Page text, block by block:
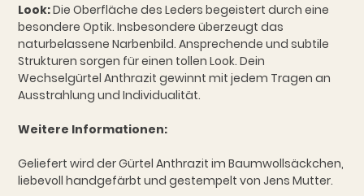
Look:Die Oberfläche des Leders begeistert durch eine
besondere Optik. Insbesondere überzeugt das
naturbelassene Narbenbild. Ansprechende und subtile
Strukturen sorgen für einen tollen Look. Dein
Wechselgürtel Anthrazit gewinnt mit jedem Tragen an
Ausstrahlung und Individualität.
Weitere Informationen:
Geliefert wird der Gürtel Anthrazit im Baumwollsäckchen,
liebevoll handgefärbt und gestempelt von Jens Mutter.